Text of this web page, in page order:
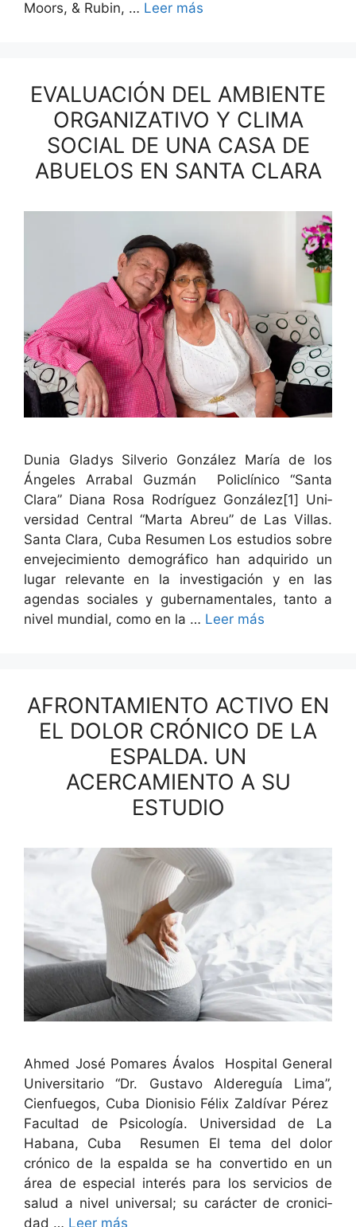
Moors, & Rubin, … Leer más
EVALUACIÓN DEL AMBIENTE
ORGANIZATIVO Y CLIMA
SOCIAL DE UNA CASA DE
ABUELOS EN SANTA CLARA
Dunia Gladys Sil­ve­rio González María de los
Ánge­les Arra­bal Guzmán Poli­clíni­co “San­ta
Clara” Diana Rosa Rodríguez González[1] Uni­
ver­si­dad Cen­tral “Mar­ta Abreu” de Las Vil­las.
San­ta Clara, Cuba Resumen Los estu­dios sobre
enve­jec­imien­to demográ­fi­co han adquiri­do un
lugar rel­e­vante en la inves­ti­gación y en las
agen­das sociales y guber­na­men­tales, tan­to a
niv­el mundi­al, como en la … Leer más
AFRONTAMIENTO ACTIVO EN
EL DOLOR CRÓNICO DE LA
ESPALDA. UN
ACERCAMIENTO A SU
ESTUDIO
Ahmed José Pomares Áva­l­os Hos­pi­tal Gen­er­al
Uni­ver­si­tario “Dr. Gus­ta­vo Aldereguía Lima”,
Cien­fue­gos, Cuba Dion­i­sio Félix Zaldí­var Pérez
Fac­ul­tad de Psi­cología. Uni­ver­si­dad de La
Habana, Cuba Resumen El tema del dolor
cróni­co de la espal­da se ha con­ver­tido en un
área de espe­cial interés para los ser­vi­cios de
salud a niv­el uni­ver­sal; su carác­ter de croni­ci­
dad … Leer más